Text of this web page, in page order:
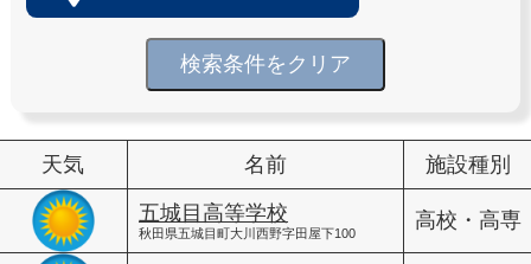
検索条件をクリア
天気 名前 施設種別
五城目高等学校
秋田県五城目町大川西野字田屋下100
高校・高専